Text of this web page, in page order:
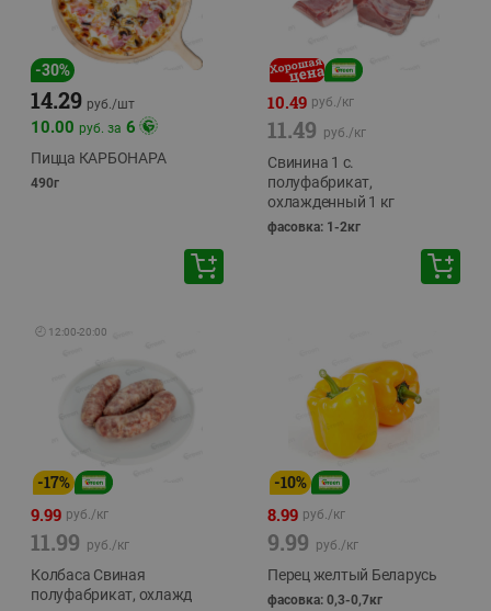
-30%
14.29 руб./шт
10.00 руб. за 6
Пицца КАРБОНАРА
490г
10.49 руб./кг
11.49 руб./кг
Свинина 1 с.
полуфабрикат,
охлажденный 1 кг
фасовка: 1-2кг
🕘 12:00-20:00
-17%
9.99 руб./кг
11.99 руб./кг
Колбаса Свиная
полуфабрикат, охлажд
-10%
8.99 руб./кг
9.99 руб./кг
Перец желтый Беларусь
фасовка: 0,3-0,7кг